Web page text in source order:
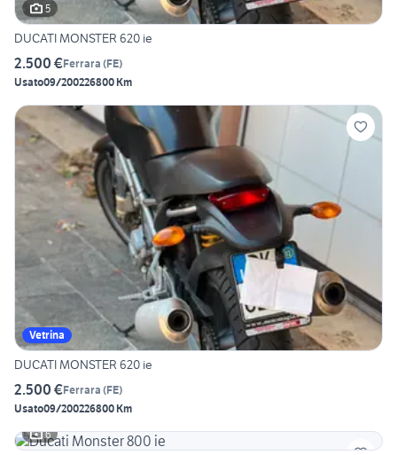
5
DUCATI MONSTER 620 ie
2.500 €Ferrara (FE)
Usato09/200226800 Km
Vetrina
DUCATI MONSTER 620 ie
2.500 €Ferrara (FE)
Usato09/200226800 Km
6